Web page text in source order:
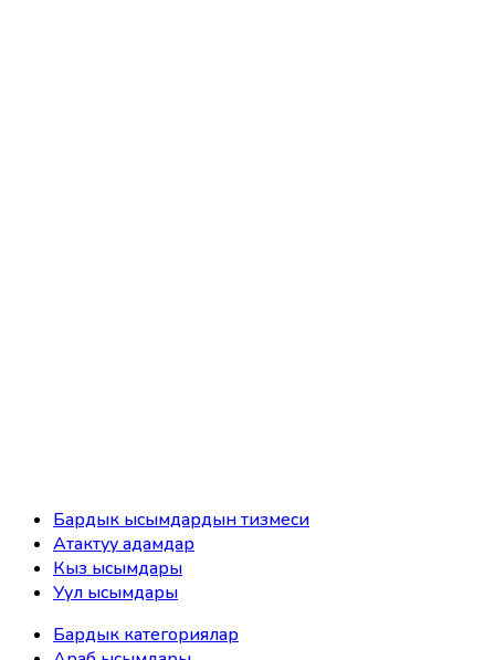
Бардык ысымдардын тизмеси
Атактуу адамдар
Кыз ысымдары
Уул ысымдары
Бардык категориялар